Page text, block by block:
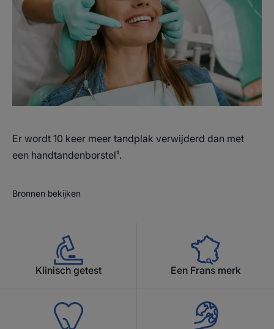
Er wordt 10 keer meer tandplak verwijderd dan met
een handtandenborstel¹.
Bronnen bekijken
Klinisch getest Een Frans merk